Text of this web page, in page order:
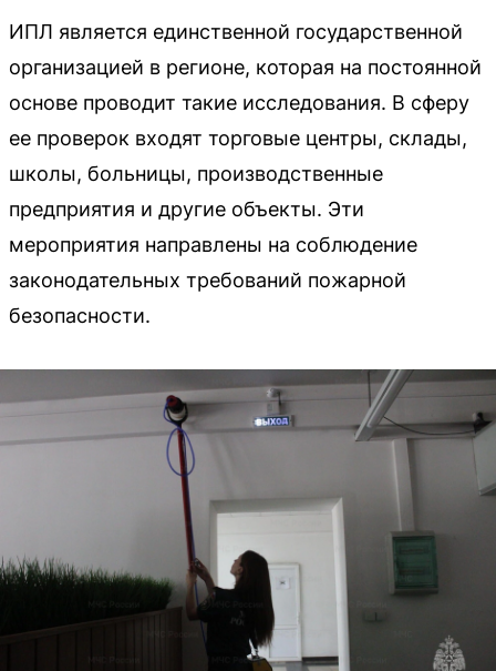
ИПЛ является единственной государственной
организацией в регионе, которая на постоянной
основе проводит такие исследования. В сферу
ее проверок входят торговые центры, склады,
школы, больницы, производственные
предприятия и другие объекты. Эти
мероприятия направлены на соблюдение
законодательных требований пожарной
безопасности.